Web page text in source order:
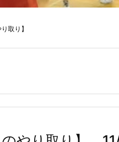
取り】